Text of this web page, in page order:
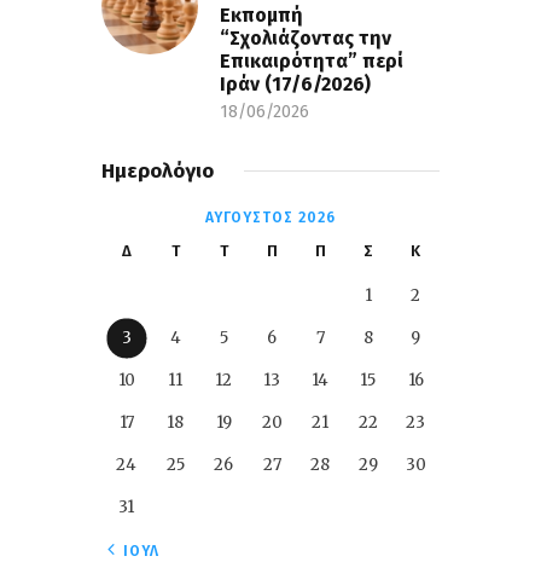
Εκπομπή
“Σχολιάζοντας την
Επικαιρότητα” περί
Ιράν (17/6/2026)
18/06/2026
Ημερολόγιο
ΑΎΓΟΥΣΤΟΣ 2026
Δ Τ Τ Π Π Σ Κ
1 2
3 4 5 6 7 8 9
10 11 12 13 14 15 16
17 18 19 20 21 22 23
24 25 26 27 28 29 30
31
« ΙΟΎΛ